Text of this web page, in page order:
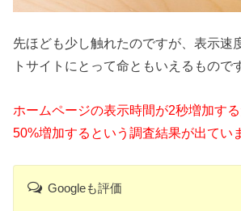
先ほども少し触れたのですが、表示速
トサイトにとって命ともいえるもので
ホームページの表示時間が2秒増加す
50%増加するという調査結果が出てい
Googleも評価